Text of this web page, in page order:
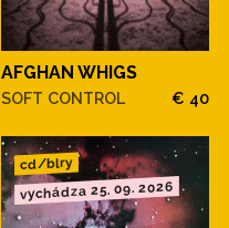
AFGHAN WHIGS
SOFT CONTROL € 40
cd/blry
vychádza 25. 09. 2026